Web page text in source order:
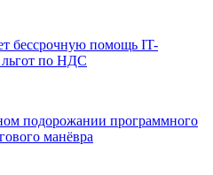
бессрочную помощь IT-
по НДС
подорожании программного
манёвра